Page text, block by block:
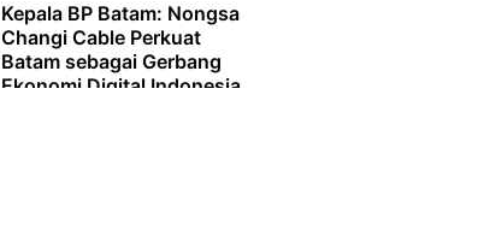
Kepala BP Batam: Nongsa
Changi Cable Perkuat
Batam sebagai Gerbang
Ekonomi Digital Indonesia